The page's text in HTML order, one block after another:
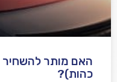
האם מותר
כהות)?